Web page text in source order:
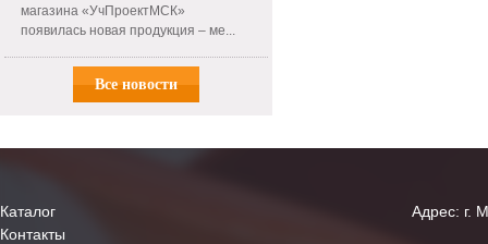
магазина «УчПроектМСК»
появилась новая продукция – ме...
Все новости
Каталог
Контакты
Адрес: г.